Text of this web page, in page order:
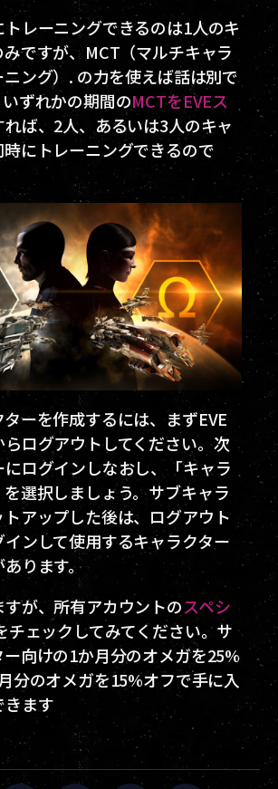
レーニングできるのは1人のキ
ですが、MCT（マルチキャラ
ング）. の力を使えば話は別で
ずれかの期間のMCTをEVEス
れば、2人、あるいは3人のキャ
にトレーニングできるので
ーを作成するには、まずEVE
ログアウトしてください。次
にログインしなおし、「キャラ
選択しましょう。サブキャラ
アップした後は、ログアウト
ンして使用するキャラクター
ります。
が、所有アカウントのスペシ
チェックしてみてください。サ
ー向けの1か月分のオメガを25%
分のオメガを15%オフで手に入
きます